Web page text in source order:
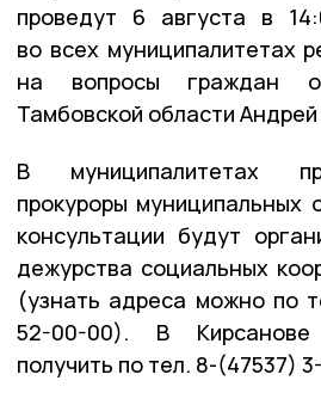
проведут 6 августа в
во всех муниципалитетах
на вопросы граждан
Тамбовской области Андрей
В муниципалитетах
прокуроры муниципальных
консультации будут
дежурства социальных
(узнать адреса можно по
52-00-00). В
получить по тел. 8-(47537)